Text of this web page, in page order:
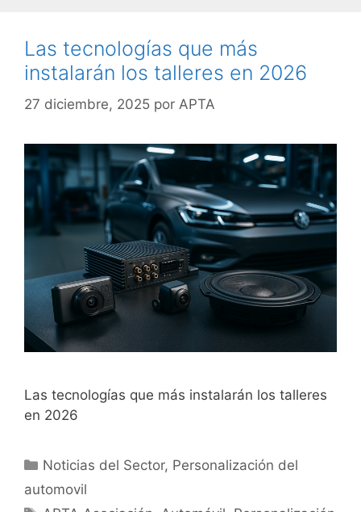
Las tecnologías que más
instalarán los talleres en 2026
27 diciembre, 2025 por APTA
Las tecnologías que más instalarán los talleres
en 2026
Noticias del Sector, Personalización del
automovil